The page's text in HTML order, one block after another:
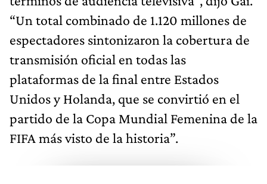
“Un total combinado de 1.120 millones de
espectadores sintonizaron la cobertura de
transmisión oficial en todas las
plataformas de la final entre Estados
Unidos y Holanda, que se convirtió en el
partido de la Copa Mundial Femenina de la
FIFA más visto de la historia”.